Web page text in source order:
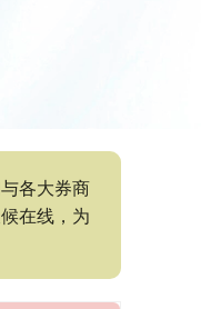
各大券商
在线，为